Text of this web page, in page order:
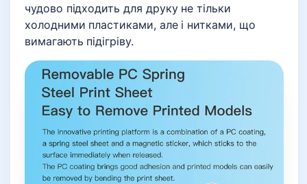
чудово підходить для друку не тільки
холодними пластиками, але і нитками, що
вимагають підігріву.